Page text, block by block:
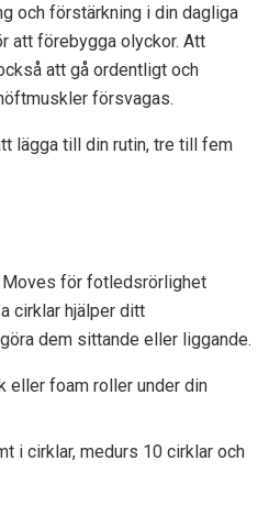
och förstärkning i din dagliga
att förebygga olyckor. Att
att gå ordentligt och
försvagas.
lägga till din rutin, tre till fem
cirklar hjälper ditt
dem sittande eller liggande.
eller foam roller under din
i cirklar, medurs 10 cirklar och